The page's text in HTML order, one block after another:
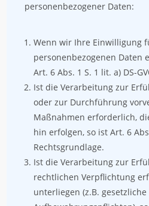
personenbezogener Daten:
Wenn wir Ihre Einwilligung
personenbezogenen Daten
Art. 6 Abs. 1 S. 1 lit. a) DS-
Ist die Verarbeitung zur
oder zur Durchführung
Maßnahmen erforderlich,
hin erfolgen, so ist Art. 6
Rechtsgrundlage.
Ist die Verarbeitung zur
rechtlichen Verpflichtung
unterliegen (z.B. gesetzliche